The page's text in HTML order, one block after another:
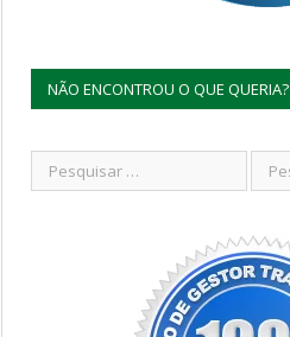
NÃO ENCONTROU O QUE QUERIA?